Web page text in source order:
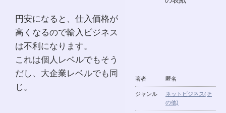
著者 匿名
ジャンル
ネットビジネス(そ
の他)
円安になると、仕入価格が
高くなるので輸入ビジネス
は不利になります。
これは個人レベルでもそう
だし、大企業レベルでも同
じ。